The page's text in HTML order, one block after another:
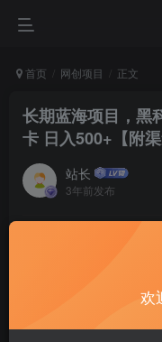
首页 网创项目 正文
长期蓝海项目，黑
卡 日入500+【附渠
站长
3年前发布
欢